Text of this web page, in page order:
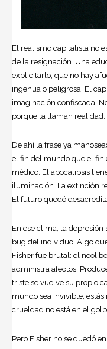
El realismo capitalista no
de la resignación. Una
explicitarlo, que no hay
ingenua o peligrosa. El
imaginación confiscada.
porque la llaman realidad.
De ahí la frase ya
el fin del mundo que el fin
médico. El apocalipsis
iluminación. La extinción
El futuro quedó
En ese clima, la
bug del individuo. Algo
Fisher fue brutal: el
administra afectos.
triste se vuelve su propio
mundo sea invivible;
crueldad no está en el
Pero Fisher no se quedó